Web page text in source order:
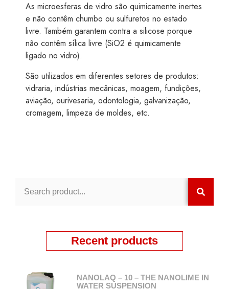
As microesferas de vidro são quimicamente inertes
e não contêm chumbo ou sulfuretos no estado
livre. Também garantem contra a silicose porque
não contêm sílica livre (SiO2 é quimicamente
ligado no vidro).
São utilizados em diferentes setores de produtos:
vidraria, indústrias mecânicas, moagem, fundições,
aviação, ourivesaria, odontologia, galvanização,
cromagem, limpeza de moldes, etc.
Recent products
NANOLAQ – 10 – THE NANOLIME IN
WATER SUSPENSION